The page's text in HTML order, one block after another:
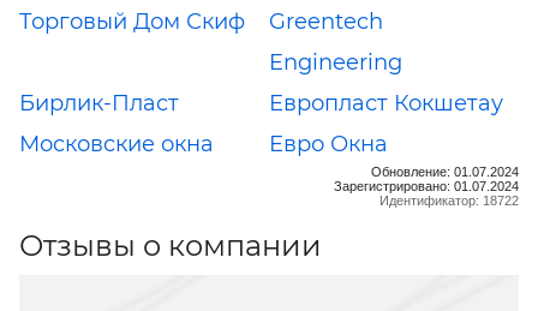
Торговый Дом Скиф
Greentech
Engineering
Бирлик-Пласт
Европласт Кокшетау
Московские окна
Евро Окна
Обновление: 01.07.2024
Зарегистрировано: 01.07.2024
Идентификатор: 18722
Отзывы о компании